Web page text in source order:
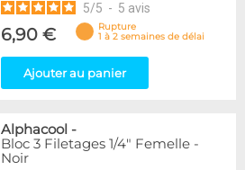
52
55
10
142
5/5 - 5 avis
6,90 €
Rupture
1 à 2 semaines de délai
Ajouter au panier
Alphacool -
Bloc 3 Filetages 1/4" Femelle -
Noir